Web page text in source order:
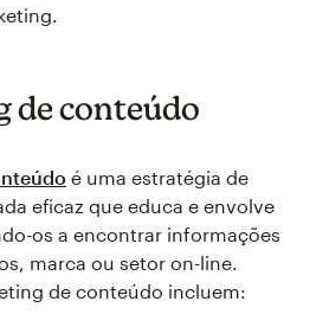
de conteúdo
é uma estratégia de
eficaz que educa e envolve
os a encontrar informações
marca ou setor on-line.
de conteúdo incluem: